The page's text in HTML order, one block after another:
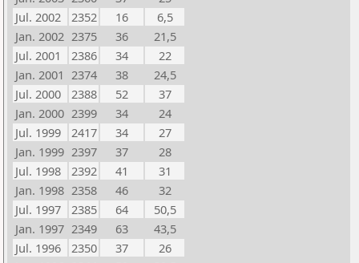
Jul. 2002
2352 16
6,5
Jan. 2002 2375 36
21,5
Jul. 2001
2386 34
22
Jan. 2001 2374 38
24,5
Jul. 2000
2388 52
37
Jan. 2000 2399 34
24
Jul. 1999
2417 34
27
Jan. 1999 2397 37
28
Jul. 1998
2392 41
31
Jan. 1998 2358 46
32
Jul. 1997
2385 64
50,5
Jan. 1997 2349 63
43,5
Jul. 1996
2350 37
26